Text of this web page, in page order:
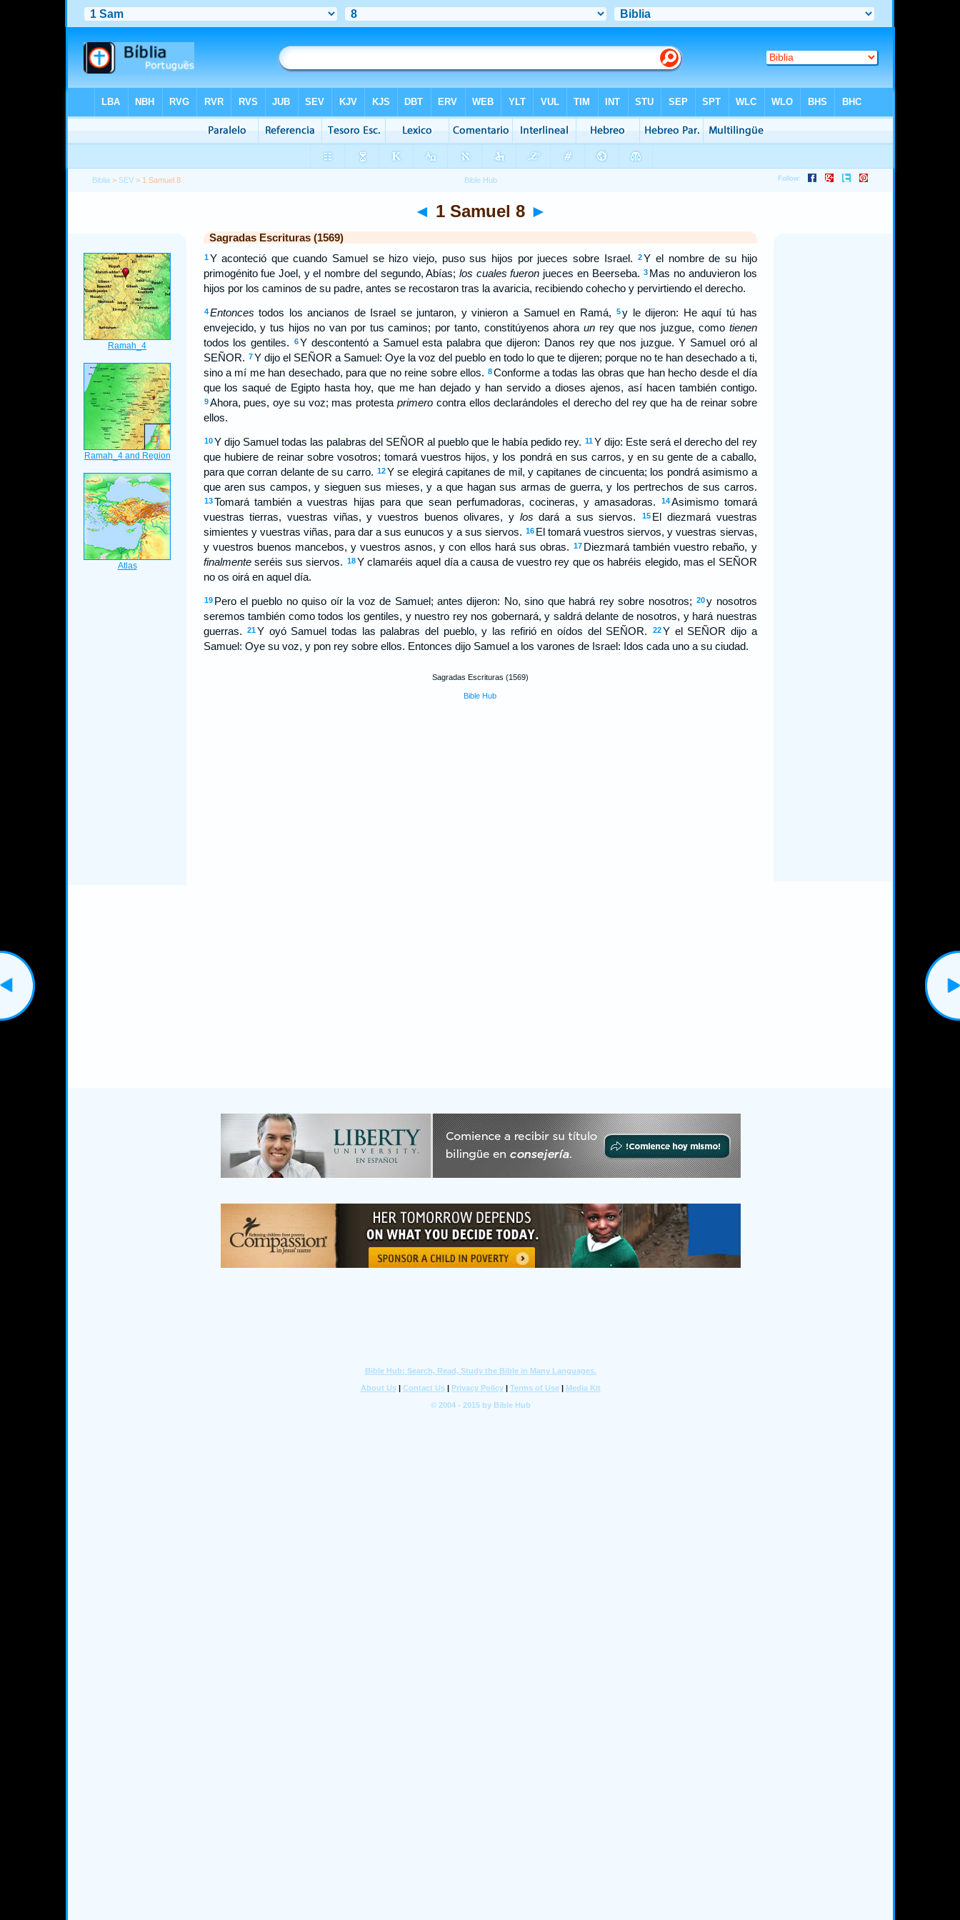
Biblia > SEV > 1 Samuel 8
◄ 1 Samuel 8 ►
Sagradas Escrituras (1569)
1 Y aconteció que cuando Samuel se hizo viejo, puso sus hijos por jueces sobre Israel. 2Y el nombre de su hijo
primogénito fue Joel, y el nombre del segundo, Abías; los cuales fueron jueces en Beerseba. 3 Mas no anduvieron los
hijos por los caminos de su padre, antes se recostaron tras la avaricia, recibiendo cohecho y pervirtiendo el derecho.
4 Entonces todos los ancianos de Israel se juntaron, y vinieron a Samuel en Ramá, 5y le dijeron: He aquí tú has
envejecido, y tus hijos no van por tus caminos; por tanto, constitúyenos ahoraun rey que nos juzgue, como tienen
todos los gentiles.
6Y descontentó a Samuel esta palabra que dijeron: Danos rey que nos juzgue. Y Samuel oró al
SEÑOR. 7 Y dijo el SEÑOR a Samuel: Oye la voz del pueblo en todo lo que te dijeren; porque no te han desechado a ti,
sino a mí me han desechado, para que no reine sobre ellos. 8 Conforme a todas las obras que han hecho desde el día
que los saqué de Egipto hasta hoy, que me han dejado y han servido a dioses ajenos, así hacen también contigo.
9 Ahora, pues, oye su voz; mas protestaprimero contra ellos declarándoles el derecho del rey que ha de reinar sobre
ellos.
10 Y dijo Samuel todas las palabras del SEÑOR al pueblo que le había pedido rey. 11Y dijo: Este será el derecho del rey
que hubiere de reinar sobre vosotros; tomará vuestros hijos, y los pondrá en sus carros, y en su gente de a caballo,
para que corran delante de su carro. 12Y se elegirá capitanes de mil, y capitanes de cincuenta; los pondrá asimismo a
que aren sus campos, y sieguen sus mieses, y a que hagan sus armas de guerra, y los pertrechos de sus carros.
13 Tomará también a vuestras hijas para que sean perfumadoras, cocineras, y amasadoras. 14Asimismo tomará
vuestras tierras, vuestras viñas, y vuestros buenos olivares, y los dará a sus siervos. 15 El diezmará vuestras
simientes y vuestras viñas, para dar a sus eunucos y a sus siervos. 16 El tomará vuestros siervos, y vuestras siervas,
y vuestros buenos mancebos, y vuestros asnos, y con ellos hará sus obras. 17 Diezmará también vuestro rebaño, y
finalmenteseréis sus siervos. 18Y clamaréis aquel día a causa de vuestro rey que os habréis elegido, mas el SEÑOR
no os oirá en aquel día.
19 Pero el pueblo no quiso oír la voz de Samuel; antes dijeron: No, sino que habrá rey sobre nosotros; 20y nosotros
seremos también como todos los gentiles, y nuestro rey nos gobernará, y saldrá delante de nosotros, y hará nuestras
guerras.
21Y oyó Samuel todas las palabras del pueblo, y las refirió en oídos del SEÑOR. 22Y el SEÑOR dijo a
Samuel: Oye su voz, y pon rey sobre ellos. Entonces dijo Samuel a los varones de Israel: Idos cada uno a su ciudad.
Sagradas Escrituras (1569)
Bible Hub